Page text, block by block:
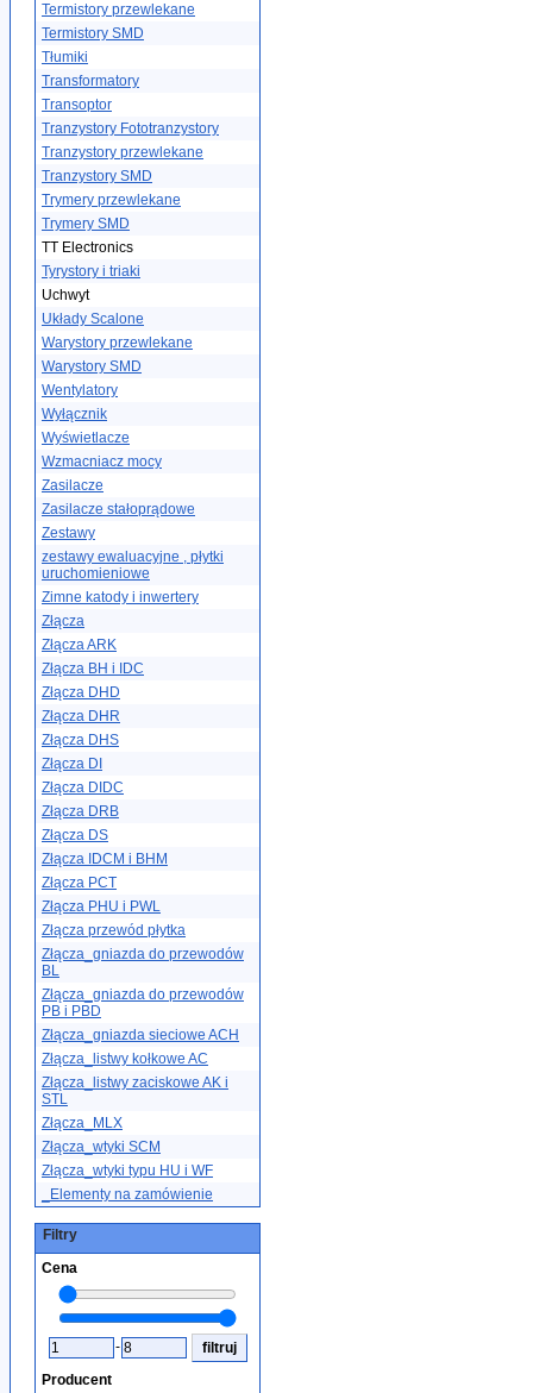
Termistory przewlekane
Termistory SMD
Tłumiki
Transformatory
Transoptor
Tranzystory Fototranzystory
Tranzystory przewlekane
Tranzystory SMD
Trymery przewlekane
Trymery SMD
TT Electronics
Tyrystory i triaki
Uchwyt
Układy Scalone
Warystory przewlekane
Warystory SMD
Wentylatory
Wyłącznik
Wyświetlacze
Wzmacniacz mocy
Zasilacze
Zasilacze stałoprądowe
Zestawy
zestawy ewaluacyjne , płytki
uruchomieniowe
Zimne katody i inwertery
Złącza
Złącza ARK
Złącza BH i IDC
Złącza DHD
Złącza DHR
Złącza DHS
Złącza DI
Złącza DIDC
Złącza DRB
Złącza DS
Złącza IDCM i BHM
Złącza PCT
Złącza PHU i PWL
Złącza przewód płytka
Złącza_gniazda do przewodów
BL
Złącza_gniazda do przewodów
PB i PBD
Złącza_gniazda sieciowe ACH
Złącza_listwy kołkowe AC
Złącza_listwy zaciskowe AK i
STL
Złącza_MLX
Złącza_wtyki SCM
Złącza_wtyki typu HU i WF
_Elementy na zamówienie
Filtry
Cena
-
Producent